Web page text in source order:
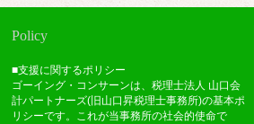
Policy
■支援に関するポリシー
ゴーイング・コンサーンは、税理士法人 山口会
計パートナーズ(旧山口昇税理士事務所)の基本ポ
リシーです。これが当事務所の社会的使命で